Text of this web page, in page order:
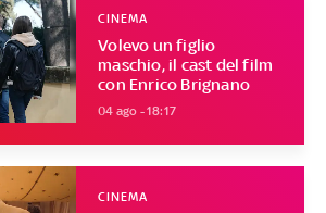
Volevo un figlio
maschio, il cast del film
con Enrico Brignano
CINEMA
04 ago - 18:17
CINEMA